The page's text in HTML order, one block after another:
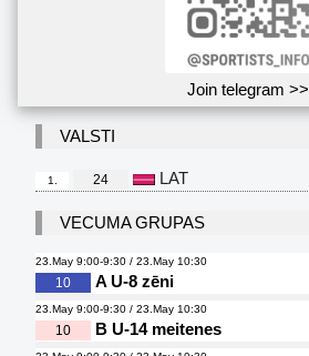
Join telegram >>
VALSTI
1. 24 LAT
VECUMA GRUPAS
23.May 9:00-9:30 / 23.May 10:30
10 A U-8 zēni
23.May 9:00-9:30 / 23.May 10:30
10 B U-14 meitenes